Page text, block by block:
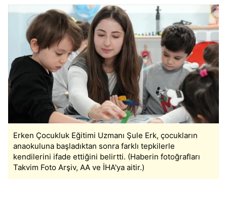
Erken Çocukluk Eğitimi Uzmanı Şule Erk, çocukların
anaokuluna başladıktan sonra farklı tepkilerle
kendilerini ifade ettiğini belirtti. (Haberin fotoğrafları
Takvim Foto Arşiv, AA ve İHA'ya aitir.)